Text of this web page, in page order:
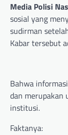
Media Polisi
sosial yang
sudirman
Kabar tersebut
Bahwa
dan merupakan
institusi.
Faktanya: